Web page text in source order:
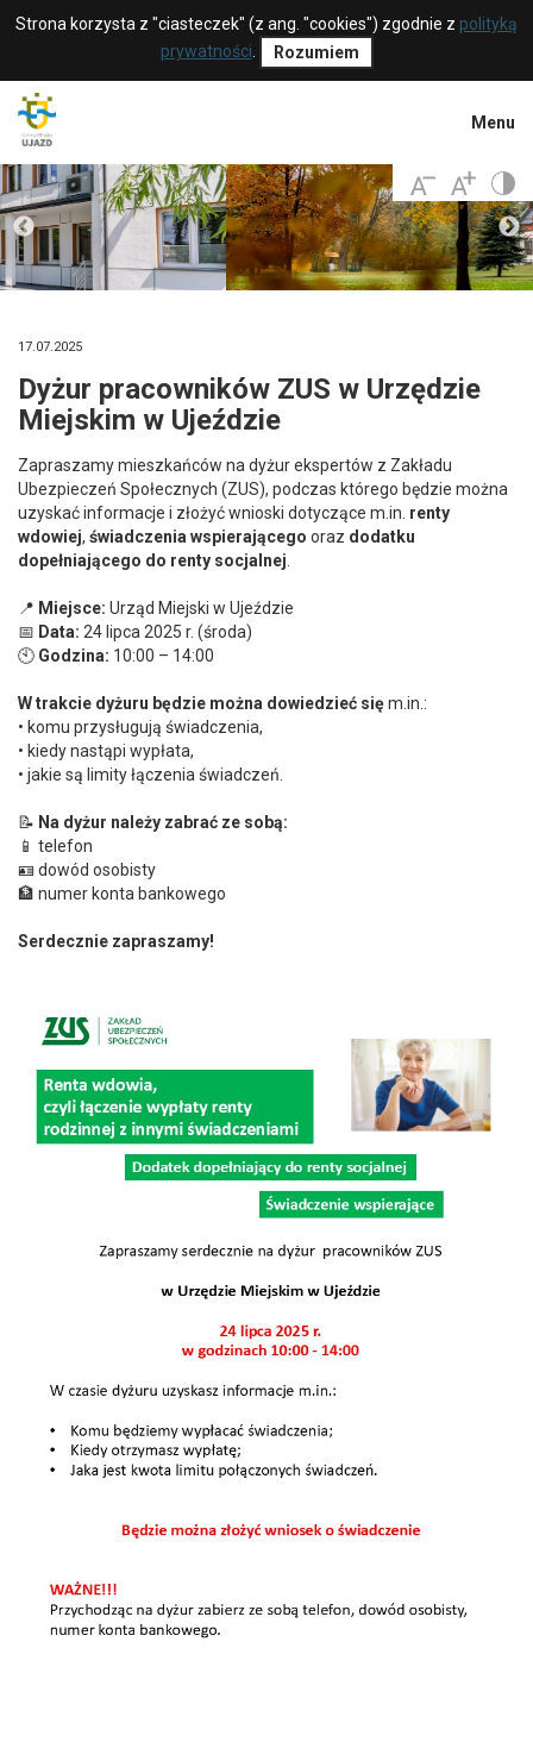
Strona korzysta z "ciasteczek" (z ang. "cookies") zgodnie z polityką
prywatności
Rozumiem
Menu
17.07.2025
Dyżur pracowników ZUS w Urzędzie
Miejskim w Ujeździe
Zapraszamy mieszkańców na dyżur ekspertów z Zakładu
Ubezpieczeń Społecznych (ZUS), podczas którego będzie można
uzyskać informacje i złożyć wnioski dotyczące m.in. renty
wdowiej, świadczenia wspierającego oraz dodatku
dopełniającego do renty socjalnej.
📍 Miejsce: Urząd Miejski w Ujeździe
📅 Data: 24 lipca 2025 r. (środa)
🕙 Godzina: 10:00 – 14:00
W trakcie dyżuru będzie można dowiedzieć sięm.in.:
• komu przysługują świadczenia,
• kiedy nastąpi wypłata,
• jakie są limity łączenia świadczeń.
📝 Na dyżur należy zabrać ze sobą:
📱 telefon
🪪 dowód osobisty
🏦 numer konta bankowego
Serdecznie zapraszamy!